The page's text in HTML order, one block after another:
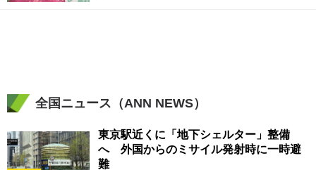
全国ニュース（ANN NEWS）
東京駅近くに「地下シェルター」整備
へ 外国からのミサイル発射時に一時避
難